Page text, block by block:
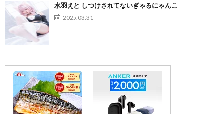
水羽えと しつけされてないぎゃるにゃんこ
2025.03.31